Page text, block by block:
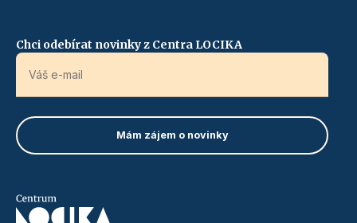
Chci odebírat novinky z Centra LOCIKA